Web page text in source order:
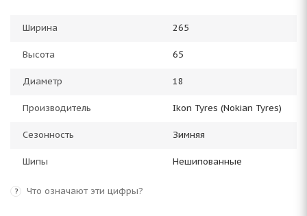
Ширина 265
Высота 65
Диаметр 18
Производитель Ikon Tyres (Nokian Tyres)
Сезонность Зимняя
Шипы Нешипованные
? Что означают эти цифры?